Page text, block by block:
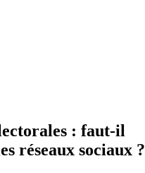
: faut-il
réseaux sociaux ?